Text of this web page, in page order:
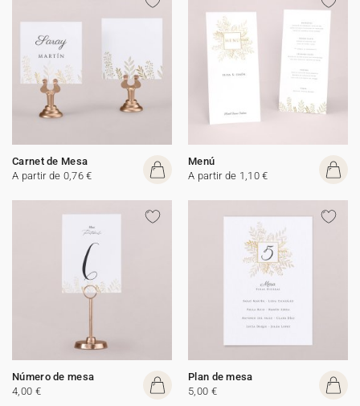
Carnet de Mesa
A partir de 0,76 €
Menú
A partir de 1,10 €
Número de mesa
4,00 €
Plan de mesa
5,00 €